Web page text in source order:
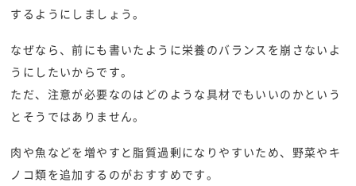
するようにしましょう。
なぜなら、前にも書いたように栄養のバランスを崩さないよ
うにしたいからです。
ただ、注意が必要なのはどのような具材でもいいのかという
とそうではありません。
肉や魚などを増やすと脂質過剰になりやすいため、野菜やキ
ノコ類を追加するのがおすすめです。